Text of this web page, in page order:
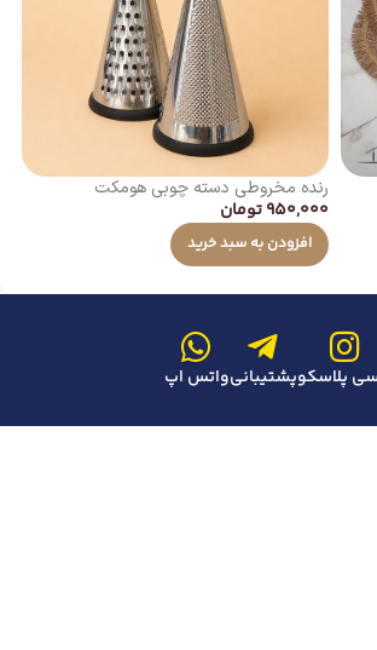
رنده مخروطی دسته چوبی هومکت
950,000تومان
افزودن به سبد خرید
پلاسکوپشتیبانیواتس اپ